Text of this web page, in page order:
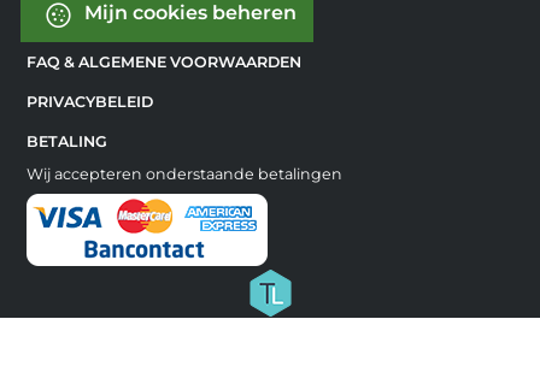
Mijn cookies beheren
FAQ & ALGEMENE VOORWAARDEN
PRIVACYBELEID
BETALING
Wij accepteren onderstaande betalingen